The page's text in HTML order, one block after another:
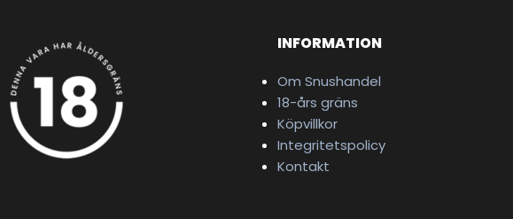
INFORMATION
Om Snushandel
18-års gräns
Köpvillkor
Integritetspolicy
Kontakt